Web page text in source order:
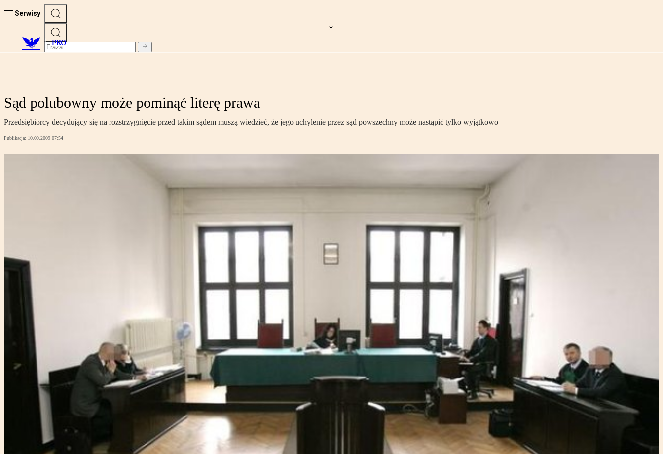
Serwisy
PRO
Sąd polubowny może pominąć literę prawa
Przedsiębiorcy decydujący się na rozstrzygnięcie przed takim sądem muszą wiedzieć, że jego uchylenie przez sąd powszechny może nastąpić tylko wyjątkowo
Publikacja: 10.09.2009 07:54